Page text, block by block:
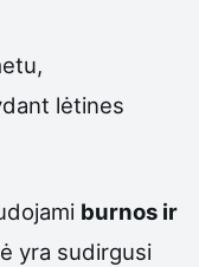
lėtines
burnos ir
yra sudirgusi